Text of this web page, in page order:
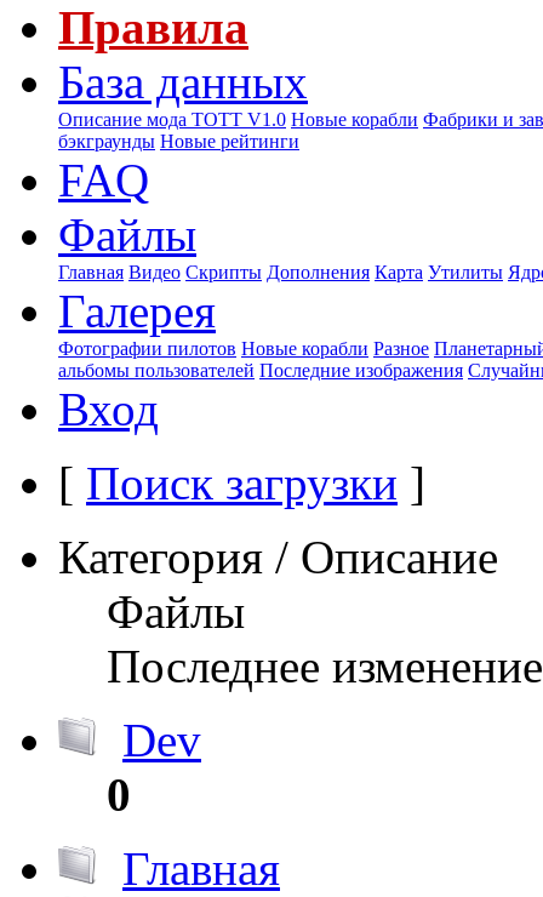
Правила
База данных
Описание мода ТОТТ V1.0 Новые корабли Фабрики и
бэкграунды Новые рейтинги
FAQ
Файлы
Главная Видео Скрипты Дополнения Карта Утилиты
Галерея
Фотографии пилотов Новые корабли Разное
альбомы пользователей Последние изображения
Вход
[ Поиск загрузки ]
Категория / Описание
Файлы
Последнее изменение
Dev
0
Главная